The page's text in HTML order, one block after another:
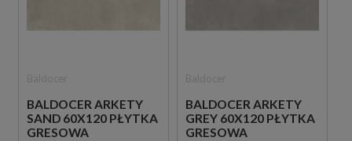
BALDOCER ARKETY
SAND 60X120 PŁYTKA
GRESOWA
BALDOCER ARKETY
GREY 60X120 PŁYTKA
GRESOWA